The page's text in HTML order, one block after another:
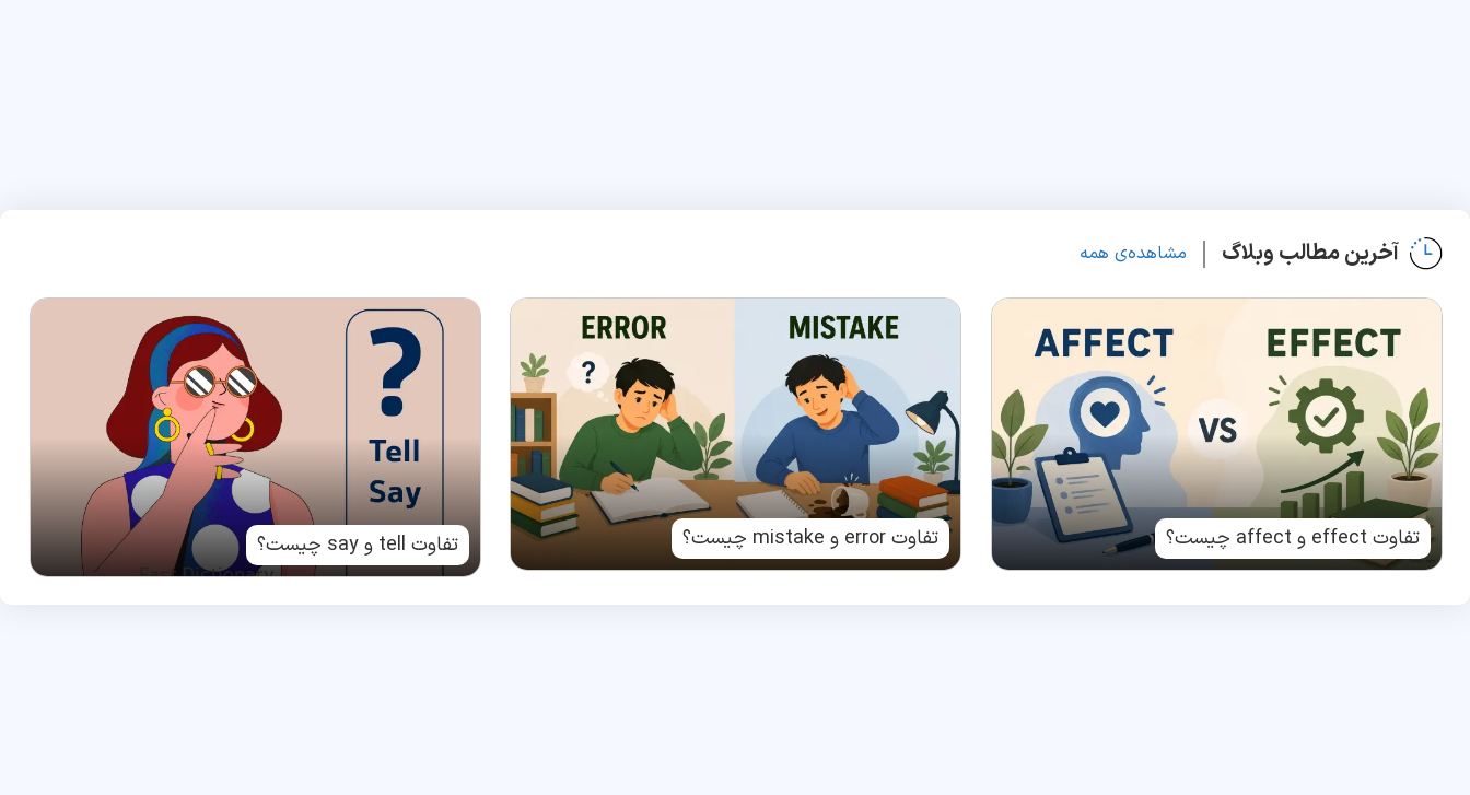
آخرین مطالب وبلاگ مشاهده‌ی همه
تفاوت effect و affect چیست؟ تفاوت error و mistake چیست؟ تفاوت tell و say چیست؟